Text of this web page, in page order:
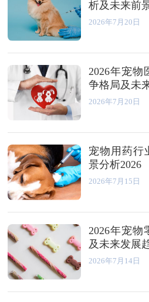
析及未来前
2026年7月20日
2026年宠
争格局及未
2026年7月20日
宠物用药行
景分析2026
2026年7月15日
2026年宠
及未来发展
2026年7月14日